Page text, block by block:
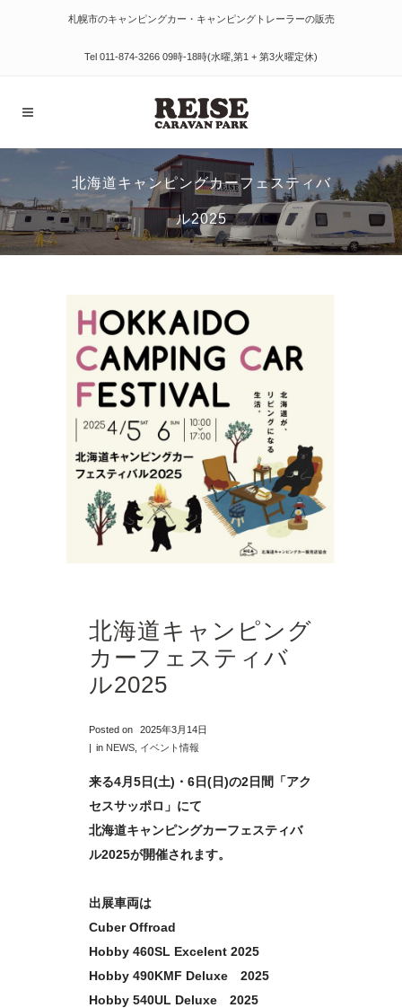
札幌市のキャンピングカー・キャンピングトレーラーの販売
Tel 011-874-3266 09時-18時(水曜,第1 + 第3火曜定休)
北海道キャンピングカーフェスティバ
ル2025
北海道キャンピング
カーフェスティバ
ル2025
Posted on
2025年3月14日
in NEWS イベント情報
来る4月5日(土)・6日(日)の2日間「アク
セスサッポロ」にて
北海道キャンピングカーフェスティバ
ル2025が開催されます。
出展車両は
Cuber Offroad
Hobby 460SL Excelent 2025
Hobby 490KMF Deluxe 2025
Hobby 540UL Deluxe 2025